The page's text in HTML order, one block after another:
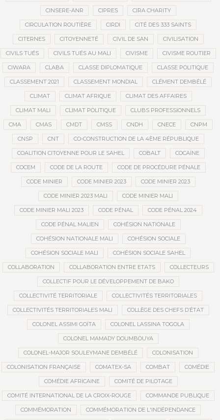
CINSERE-ANR CIPRES CIRA CHARITY
CIRCULATION ROUTIÈRE CIRDI CITÉ DES 333 SAINTS
CITERNES CITOYENNETÉ CIVIL DE SAN CIVILISATION
CIVILS TUÉS CIVILS TUÉS AU MALI CIVISME CIVISME ROUTIER
CIWARA CLABA CLASSE DIPLOMATIQUE CLASSE POLITIQUE
CLASSEMENT 2021 CLASSEMENT MONDIAL CLÉMENT DEMBÉLÉ
CLIMAT CLIMAT AFRIQUE CLIMAT DES AFFAIRES
CLIMAT MALI CLIMAT POLITIQUE CLUBS PROFESSIONNELS
CMA CMAS CMDT CMSS CNDH CNECE CNPM
CNSP CNT CO-CONSTRUCTION DE LA 4ÈME RÉPUBLIQUE
COALITION CITOYENNE POUR LE SAHEL COBALT COCAÏNE
COCEM CODE DE LA ROUTE CODE DE PROCÉDURE PÉNALE
CODE MINIER CODE MINIER 2023 CODE MINIER 2023
CODE MINIER 2023 MALI CODE MINIER MALI
CODE MINIER MALI 2023 CODE PÉNAL CODE PÉNAL 2024
CODE PÉNAL MALIEN COHÉSION NATIONALE
COHÉSION NATIONALE MALI COHÉSION SOCIALE
COHÉSION SOCIALE MALI COHÉSION SOCIALE SAHEL
COLLABORATION COLLABORATION ENTRE ETATS COLLECTEURS
COLLECTIF POUR LE DÉVELOPPEMENT DE BAKO
COLLECTIVITÉ TERRITORIALE COLLECTIVITÉS TERRITORIALES
COLLECTIVITÉS TERRITORIALES MALI COLLÈGE DES CHEFS D’ÉTAT
COLONEL ASSIMI GOÏTA COLONEL LASSINA TOGOLA
COLONEL MAMADY DOUMBOUYA
COLONEL-MAJOR SOULEYMANE DEMBÉLÉ COLONISATION
COLONISATION FRANÇAISE COMATEX-SA COMBAT COMÉDIE
COMÉDIE AFRICAINE COMITÉ DE PILOTAGE
COMITÉ INTERNATIONAL DE LA CROIX-ROUGE COMMANDE PUBLIQUE
COMMÉMORATION COMMÉMORATION DE L'INDÉPENDANCE